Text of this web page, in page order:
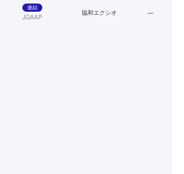
連結
JGAAP
協和エクシオ —